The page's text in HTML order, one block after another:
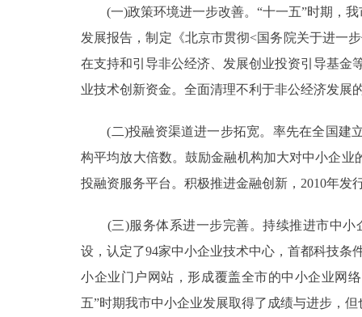
(一)政策环境进一步改善。“十一五”时期，我
发展报告，制定《北京市贯彻<国务院关于进一
在支持和引导非公经济、发展创业投资引导基金
业技术创新资金。全面清理不利于非公经济发展
(二)投融资渠道进一步拓宽。率先在全国建立
构平均放大倍数。鼓励金融机构加大对中小企
投融资服务平台。积极推进金融创新，2010年发
(三)服务体系进一步完善。持续推进市中小
设，认定了94家中小企业技术中心，首都科技条
小企业门户网站，形成覆盖全市的中小企业网
五”时期我市中小企业发展取得了成绩与进步，